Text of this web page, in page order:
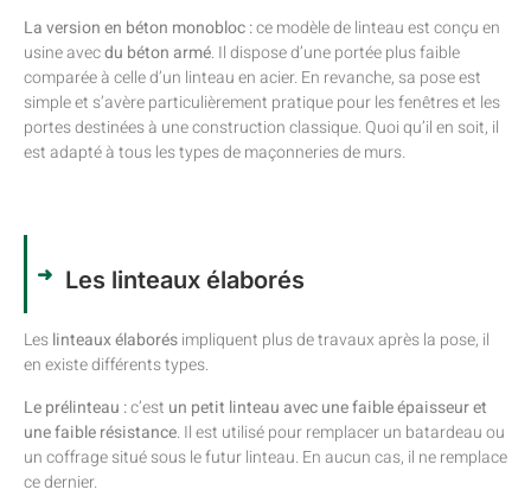
La version en béton monobloc :ce modèle de linteau est conçu en
usine avecdu béton armé. Il dispose d’une portée plus faible
comparée à celle d’un linteau en acier. En revanche, sa pose est
simple et s’avère particulièrement pratique pour les fenêtres et les
portes destinées à une construction classique. Quoi qu’il en soit, il
est adapté à tous les types de maçonneries de murs.
Les linteaux élaborés
Leslinteaux élaborésimpliquent plus de travaux après la pose, il
en existe différents types.
Le prélinteau :c’est un petit linteau avec une faible épaisseur et
une faible résistance. Il est utilisé pour remplacer un batardeau ou
un coffrage situé sous le futur linteau. En aucun cas, il ne remplace
ce dernier.